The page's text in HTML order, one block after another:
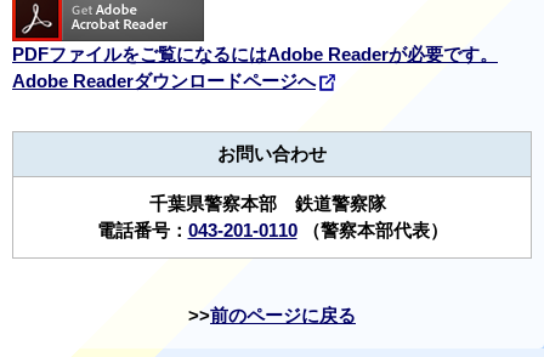
PDFファイルをご覧になるにはAdobe Readerが必要です。
Adobe Readerダウンロードページへ
お問い合わせ
千葉県警察本部 鉄道警察隊
電話番号： 043-201-0110（警察本部代表）
前のページに戻る